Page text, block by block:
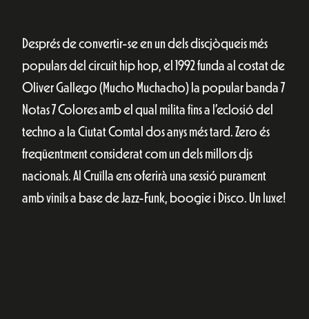
Després de convertir-se en un dels discjòqueis més
populars del circuit hip hop, el 1992 funda al costat de
Oliver Gallego (Mucho Muchacho) la popular banda 7
Notas 7 Colores amb el qual milita fins a l’eclosió del
techno a la Ciutat Comtal dos anys més tard. Zero és
freqüentment considerat com un dels millors djs
nacionals. Al Cruïlla ens oferirà una sessió purament
amb vinils a base de Jazz-Funk, boogie i Disco. Un luxe!